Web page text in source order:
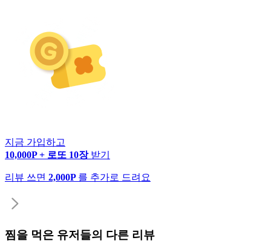
지금 가입하고
10,000P + 로또 10장 받기
리뷰 쓰면 2,000P 를 추가로 드려요
찜을 먹은 유저들의 다른 리뷰